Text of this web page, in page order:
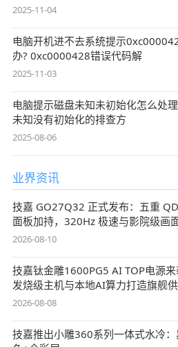
2025-11-04
电脑开机进不去系统提示
办? 0xc0000428错误代码解
2025-11-03
电脑提示磁盘未知未初始化怎么处
未知没有初始化的排查方
2025-08-06
业界资讯
技嘉 GO27Q32 正式发布：五重
面板加持，320Hz 极速与影院级画
2026-08-10
技嘉钛金雕1600PG5 AI TOP电源
发烧级主机与本地AI算力打造旗舰
2026-08-08
技嘉推出小雕360系列一体式水冷：